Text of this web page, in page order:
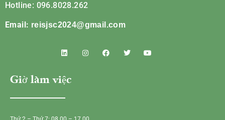
Hotline: 096.8028.262
Email: reisjsc2024@gmail.com
Giờ làm việc